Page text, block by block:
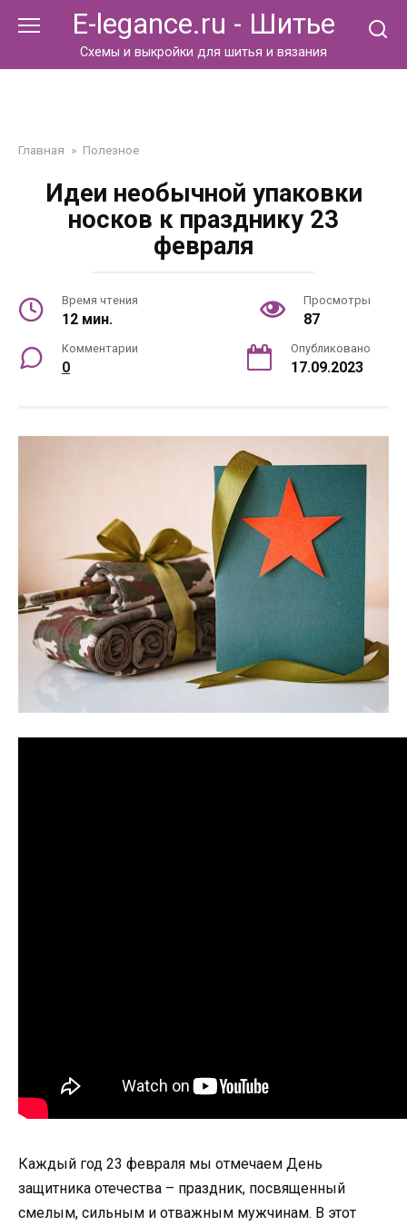
E-legance.ru - Шитье
Схемы и выкройки для шитья и вязания
Главная » Полезное
Идеи необычной упаковки
носков к празднику 23
февраля
Время чтения
12 мин.
Просмотры
87
Комментарии
0
Опубликовано
17.09.2023
Каждый год 23 февраля мы отмечаем День
защитника отечества – праздник, посвященный
смелым, сильным и отважным мужчинам. В этот